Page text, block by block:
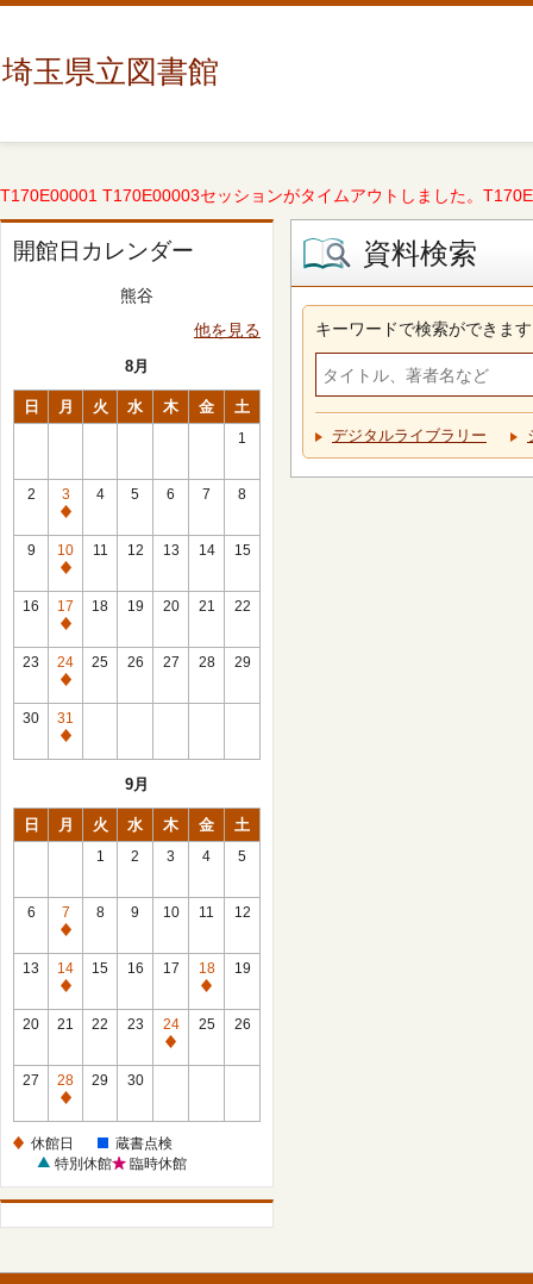
埼玉県立図書館
T170E00001 T170E00003セッションがタイムアウトしました。
開館日カレンダー
熊谷
他を見る
8月
日 月 火 水 木 金 土
1
2
3
休
館
日
4 5 6 7 8
9
10
休
館
日
11 12 13 14 15
16
17
休
館
日
18 19 20 21 22
23
24
休
館
日
25 26 27 28 29
30
31
休
9月
日 月 火 水 木 金 土
1 2 3 4 5
6
7
休
館
日
8 9 10 11 12
13
14
休
館
15 16 17
18
休
館
19
20 21 22 23
24
休
25 26
27
28
休
日
29 30
休館日
蔵書点検
特別休館
臨時休館
資料検索
キーワードで検索ができます
デジタルライブラリー